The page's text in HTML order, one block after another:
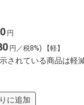
円
円／税8%) 【軽】
されている商品は軽
に追加